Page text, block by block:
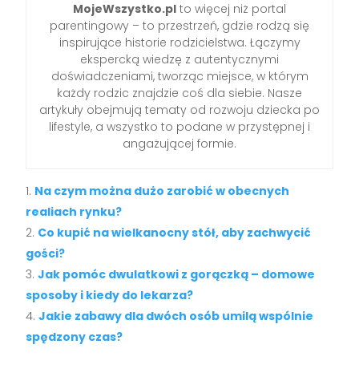
MojeWszystko.pl to więcej niż portal
parentingowy – to przestrzeń, gdzie rodzą się
inspirujące historie rodzicielstwa. Łączymy
ekspercką wiedzę z autentycznymi
doświadczeniami, tworząc miejsce, w którym
każdy rodzic znajdzie coś dla siebie. Nasze
artykuły obejmują tematy od rozwoju dziecka po
lifestyle, a wszystko to podane w przystępnej i
angażującej formie.
Na czym można dużo zarobić w obecnych
realiach rynku?
Co kupić na wielkanocny stół, aby zachwycić
gości?
Jak pomóc dwulatkowi z gorączką – domowe
sposoby i kiedy do lekarza?
Jakie zabawy dla dwóch osób umilą wspólnie
spędzony czas?